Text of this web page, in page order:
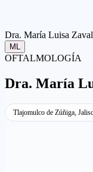
Dra. María Luisa
ML
OFTALMOLOGÍA
Dra. María
Tlajomulco de Zúñiga,